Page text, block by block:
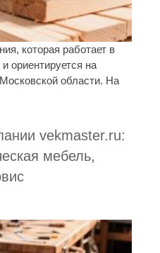
которая работает в
ориентируется на
области. На
vekmaster.ru:
мебель,